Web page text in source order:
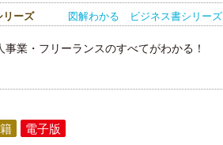
リーズ
図解わかる ビジネス書シリーズ
事業・フリーランスのすべてがわかる！
電子版